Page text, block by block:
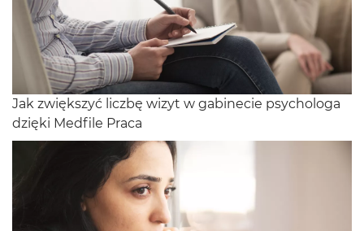
Jak zwiększyć liczbę wizyt w gabinecie psychologa
dzięki Medfile Praca